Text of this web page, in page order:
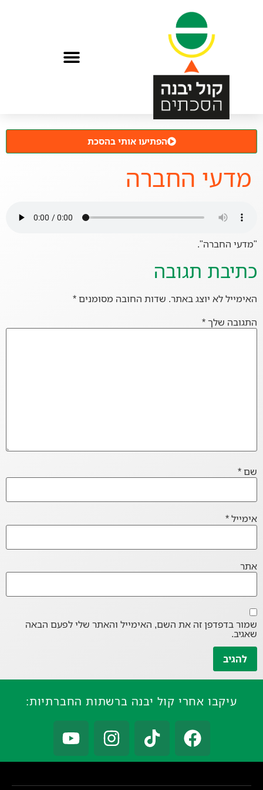
הפתיעו אותי בהסכת
מדעי החברה
"מדעי החברה".
כתיבת תגובה
האימייל לא יוצג באתר. שדות החובה מסומנים*
התגובה שלך*
שם*
אימייל*
אתר
שמור בדפדפן זה את השם, האימייל והאתר שלי לפעם הבאה
שאגיב.
עיקבו אחרי קול יבנה ברשתות החברתיות: